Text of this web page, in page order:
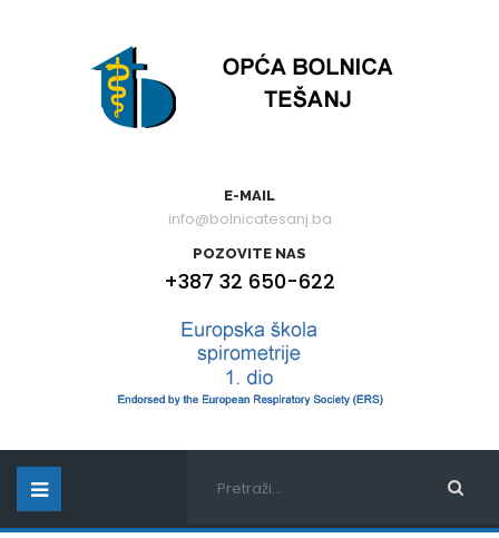
E-MAIL
info@bolnicatesanj.ba
POZOVITE NAS
+387 32 650-622